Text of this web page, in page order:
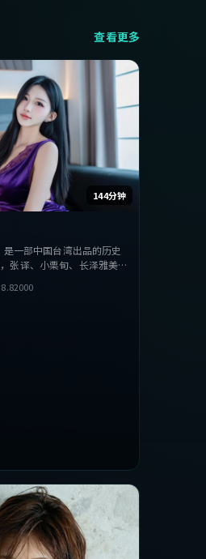
查看更多
144分钟
一部中国台湾出品的历史
张译、小栗旬、长泽雅美等
度，适合喜欢该类型的观众
8.82000